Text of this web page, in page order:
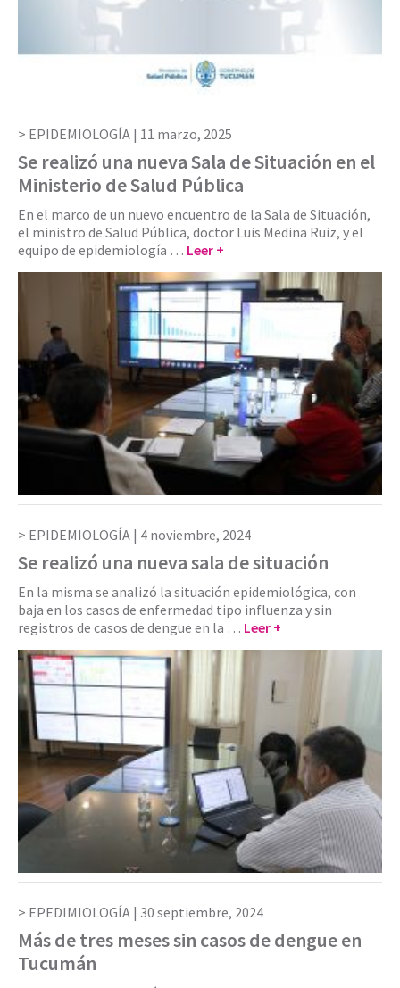
EPIDEMIOLOGÍA | 11 marzo, 2025
Se realizó una nueva Sala de Situación en el
Ministerio de Salud Pública
En el marco de un nuevo encuentro de la Sala de Situación,
el ministro de Salud Pública, doctor Luis Medina Ruiz, y el
equipo de epidemiología … Leer +
EPIDEMIOLOGÍA | 4 noviembre, 2024
Se realizó una nueva sala de situación
En la misma se analizó la situación epidemiológica, con
baja en los casos de enfermedad tipo influenza y sin
registros de casos de dengue en la … Leer +
EPEDIMIOLOGÍA | 30 septiembre, 2024
Más de tres meses sin casos de dengue en
Tucumán